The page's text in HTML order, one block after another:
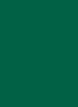
fenêtre)
fenêtre)